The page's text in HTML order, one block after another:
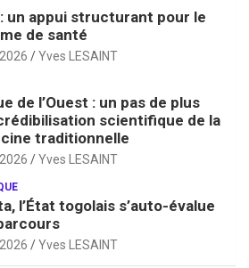
un appui structurant pour le
de santé
Yves LESAINT
de l’Ouest : un pas de plus
scientifique de la
traditionnelle
Yves LESAINT
l’État togolais s’auto-évalue
Yves LESAINT